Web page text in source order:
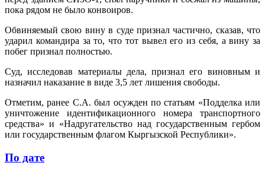
пока рядом не было конвоиров.
Обвиняемый свою вину в суде признал частично, сказав, что
ударил командира за то, что тот вывел его из себя, а вину за
побег признал полностью.
Суд, исследовав материалы дела, признал его виновным и
назначил наказание в виде 3,5 лет лишения свободы.
Отметим, ранее С.А. был осужден по статьям «Подделка или
уничтожение идентификационного номера транспортного
средства» и «Надругательство над государственным гербом
или государственным флагом Кыргызской Республики».
По дате